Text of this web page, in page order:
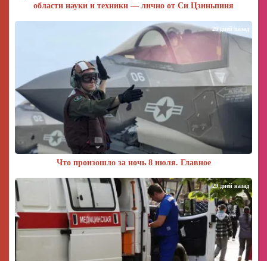
области науки и техники — лично от Си Цзиньпиня
Что произошло за ночь 8 июля. Главное
29 дней назад
29 дней назад